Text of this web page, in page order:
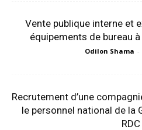
Vente publique interne et
équipements de bureau
Odilon Shama -
Recrutement d’une
le personnel national de la
RDC